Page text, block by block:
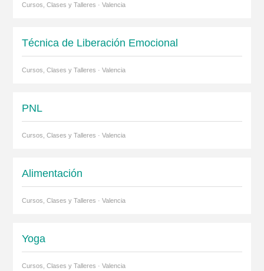
Cursos, Clases y Talleres · Valencia
Técnica de Liberación Emocional
Cursos, Clases y Talleres · Valencia
PNL
Cursos, Clases y Talleres · Valencia
Alimentación
Cursos, Clases y Talleres · Valencia
Yoga
Cursos, Clases y Talleres · Valencia